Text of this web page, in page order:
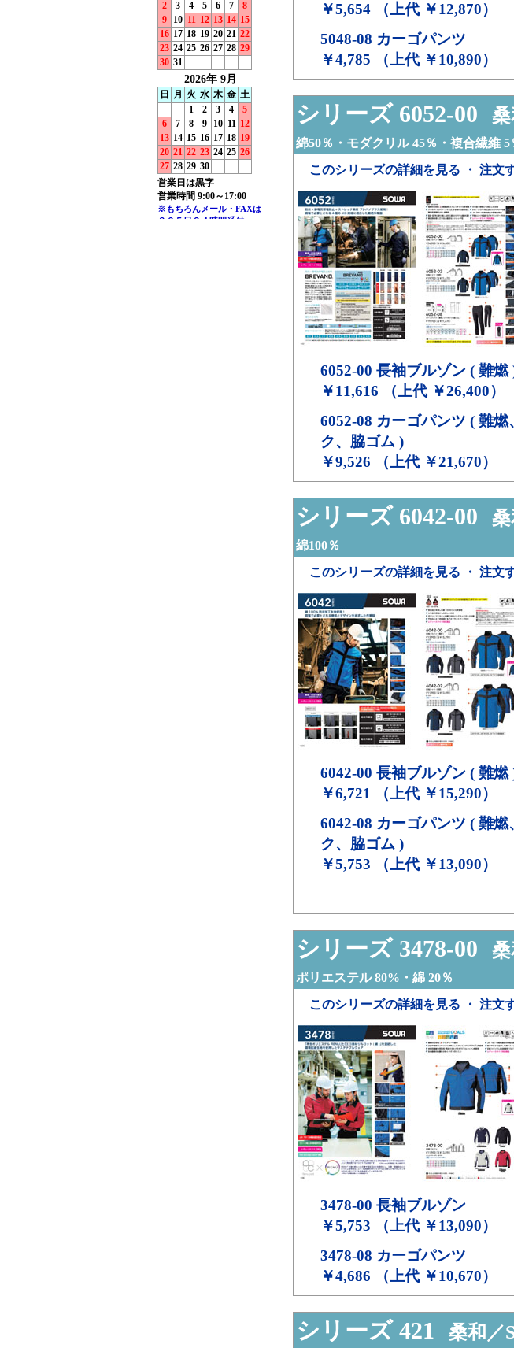
￥5,654 （上代 ￥12,870）
5048-08 カーゴパンツ
￥4,785 （上代 ￥10,890）
シリーズ 6052-00 桑
綿50％・モダクリル 45％・複合繊維 5
このシリーズの詳細を見る ・ 注文
6052-00 長袖ブルゾン ( 難燃
￥11,616 （上代 ￥26,400）
6052-08 カーゴパンツ ( 難燃
ク、脇ゴム )
￥9,526 （上代 ￥21,670）
シリーズ 6042-00 桑
綿100％
このシリーズの詳細を見る ・ 注文
6042-00 長袖ブルゾン ( 難燃
￥6,721 （上代 ￥15,290）
6042-08 カーゴパンツ ( 難燃
ク、脇ゴム )
￥5,753 （上代 ￥13,090）
シリーズ 3478-00 桑
ポリエステル 80%・綿 20％
このシリーズの詳細を見る ・ 注文
3478-00 長袖ブルゾン
￥5,753 （上代 ￥13,090）
3478-08 カーゴパンツ
￥4,686 （上代 ￥10,670）
シリーズ 421 桑和／